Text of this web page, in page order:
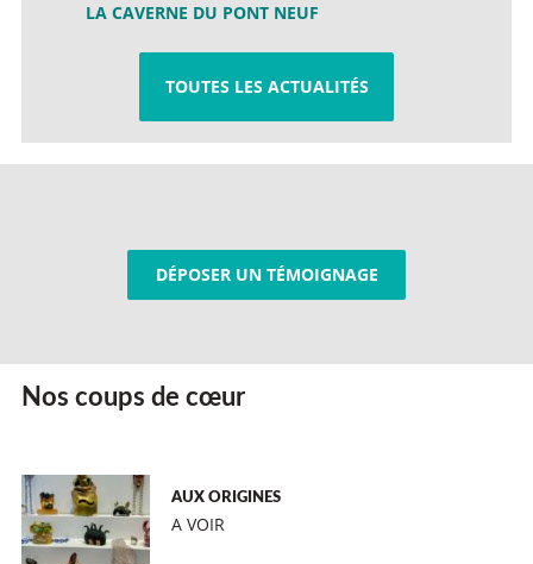
LA CAVERNE DU PONT NEUF
TOUTES LES ACTUALITÉS
DÉPOSER UN TÉMOIGNAGE
Nos coups de cœur
AUX ORIGINES
A VOIR